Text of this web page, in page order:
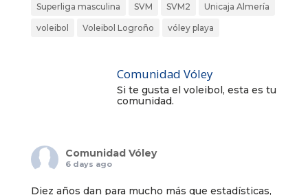
Superliga masculina SVM SVM2 Unicaja Almería
voleibol Voleibol Logroño vóley playa
Comunidad Vóley
Si te gusta el voleibol, esta es tu
comunidad.
Comunidad Vóley
6 days ago
Diez años dan para mucho más que estadísticas,